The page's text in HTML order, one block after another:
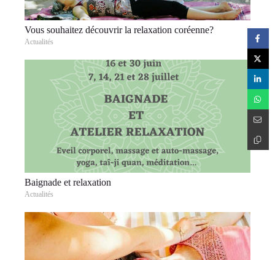
Vous souhaitez découvrir la relaxation coréenne?
Actualités
Baignade et relaxation
Actualités